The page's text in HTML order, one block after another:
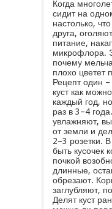
Когда
сидит на
настолько,
друга,
питание,
микрофлора.
почему
плохо цветет
Рецепт один
куст как
каждый год,
раз в 3–4
увлажняют,
от земли и
2–3 розетки.
быть кусочек
почкой
длинные,
обрезают.
заглубляют,
Делят куст